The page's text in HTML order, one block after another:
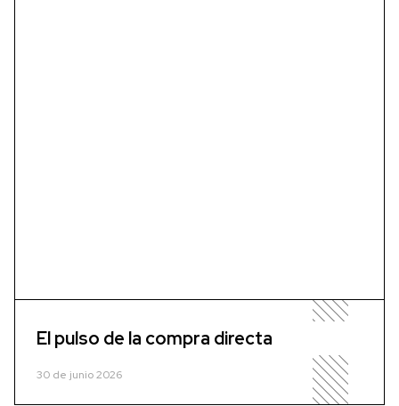
El pulso de la compra directa
30 de junio 2026